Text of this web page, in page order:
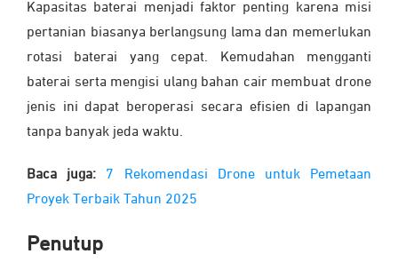
Kapasitas baterai menjadi faktor penting karena misi
pertanian biasanya berlangsung lama dan memerlukan
rotasi baterai yang cepat. Kemudahan mengganti
baterai serta mengisi ulang bahan cair membuat drone
jenis ini dapat beroperasi secara efisien di lapangan
tanpa banyak jeda waktu.
Baca juga: 7 Rekomendasi Drone untuk Pemetaan
Proyek Terbaik Tahun 2025
Penutup